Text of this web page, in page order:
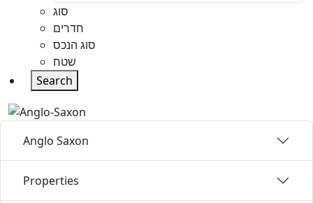
סוג
חדרים
סוג הנכס
שטח
Search
Anglo Saxon
Properties